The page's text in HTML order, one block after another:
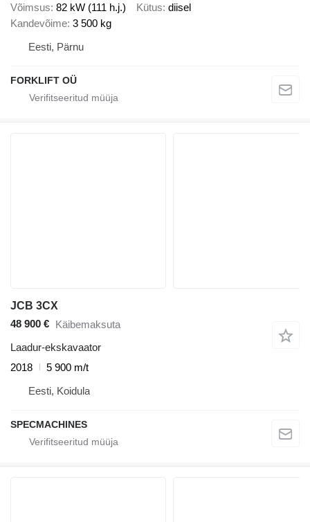
Võimsus 82 kW (111 h.j.) Kütus diisel
Kandevõime 3 500 kg
Eesti, Pärnu
FORKLIFT OÜ
JCB 3CX
48 900 € Käibemaksuta
Laadur-ekskavaator
2018
5 900 m/t
Eesti, Koidula
SPECMACHINES